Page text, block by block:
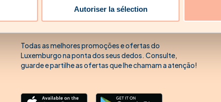
Autoriser la sélection
Descarregue a nossa aplicação'
na loja da sua escolha.
Todas as melhores promoções e ofertas do
Luxemburgo na ponta dos seus dedos. Consulte,
guarde e partilhe as ofertas que lhe chamam a atenção!